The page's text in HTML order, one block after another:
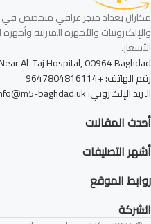
مكازان بغداد متجر عراقي متخصص في
والإلكترونيات والأجهزة المنزلية
الأسعار.
Al-Taj Hospital, 00964 Baghdad
رقم الهاتف: +9647804816114
البريد الإلكتروني: info@m5-baghdad.uk
أحدث المقالات
أشهر التصنيفات
روابط الموقع
الشركة